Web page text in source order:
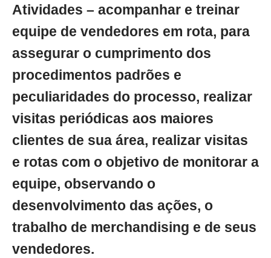
Atividades – acompanhar e treinar
equipe de vendedores em rota, para
assegurar o cumprimento dos
procedimentos padrões e
peculiaridades do processo, realizar
visitas periódicas aos maiores
clientes de sua área, realizar visitas
e rotas com o objetivo de monitorar a
equipe, observando o
desenvolvimento das ações, o
trabalho de merchandising e de seus
vendedores.